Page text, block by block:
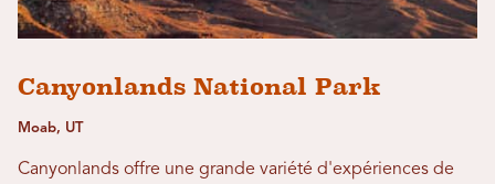
Canyonlands National Park
Moab, UT
Canyonlands offre une grande variété d'expériences de